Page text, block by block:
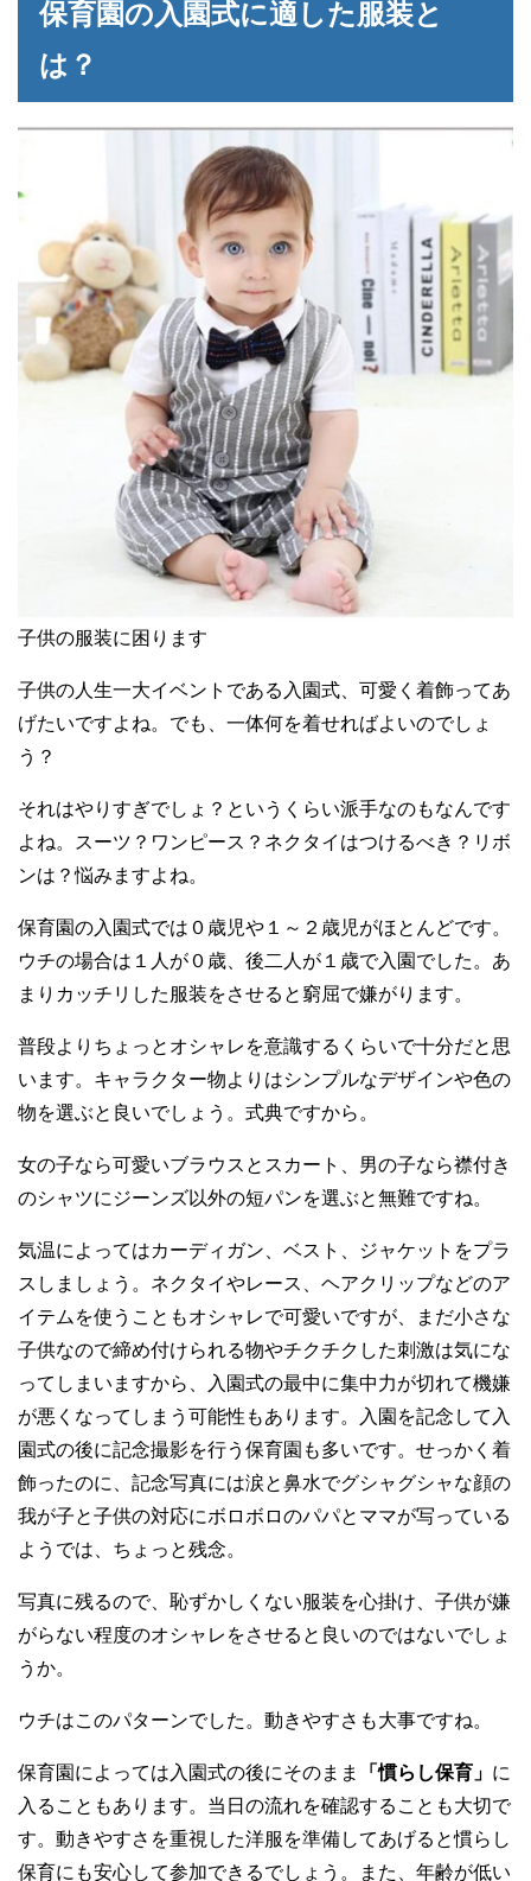
保育園の入園式に適した服装と
は？
子供の服装に困ります
子供の人生一大イベントである入園式、可愛く着飾ってあ
げたいですよね。でも、一体何を着せればよいのでしょ
う？
それはやりすぎでしょ？というくらい派手なのもなんです
よね。スーツ？ワンピース？ネクタイはつけるべき？リボ
ンは？悩みますよね。
保育園の入園式では０歳児や１～２歳児がほとんどです。
ウチの場合は１人が０歳、後二人が１歳で入園でした。あ
まりカッチリした服装をさせると窮屈で嫌がります。
普段よりちょっとオシャレを意識するくらいで十分だと思
います。キャラクター物よりはシンプルなデザインや色の
物を選ぶと良いでしょう。式典ですから。
女の子なら可愛いブラウスとスカート、男の子なら襟付き
のシャツにジーンズ以外の短パンを選ぶと無難ですね。
気温によってはカーディガン、ベスト、ジャケットをプラ
スしましょう。ネクタイやレース、ヘアクリップなどのア
イテムを使うこともオシャレで可愛いですが、まだ小さな
子供なので締め付けられる物やチクチクした刺激は気にな
ってしまいますから、入園式の最中に集中力が切れて機嫌
が悪くなってしまう可能性もあります。入園を記念して入
園式の後に記念撮影を行う保育園も多いです。せっかく着
飾ったのに、記念写真には涙と鼻水でグシャグシャな顔の
我が子と子供の対応にボロボロのパパとママが写っている
ようでは、ちょっと残念。
写真に残るので、恥ずかしくない服装を心掛け、子供が嫌
がらない程度のオシャレをさせると良いのではないでしょ
うか。
ウチはこのパターンでした。動きやすさも大事ですね。
保育園によっては入園式の後にそのまま 「慣らし保育」 に
入ることもあります。当日の流れを確認することも大切で
す。動きやすさを重視した洋服を準備してあげると慣らし
保育にも安心して参加できるでしょう。また、年齢が低い